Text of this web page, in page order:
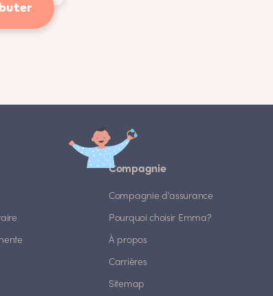
Compagnie
Compagnie d'assurance
Pourquoi choisir Emma?
À propos
Carrières
Sitemap